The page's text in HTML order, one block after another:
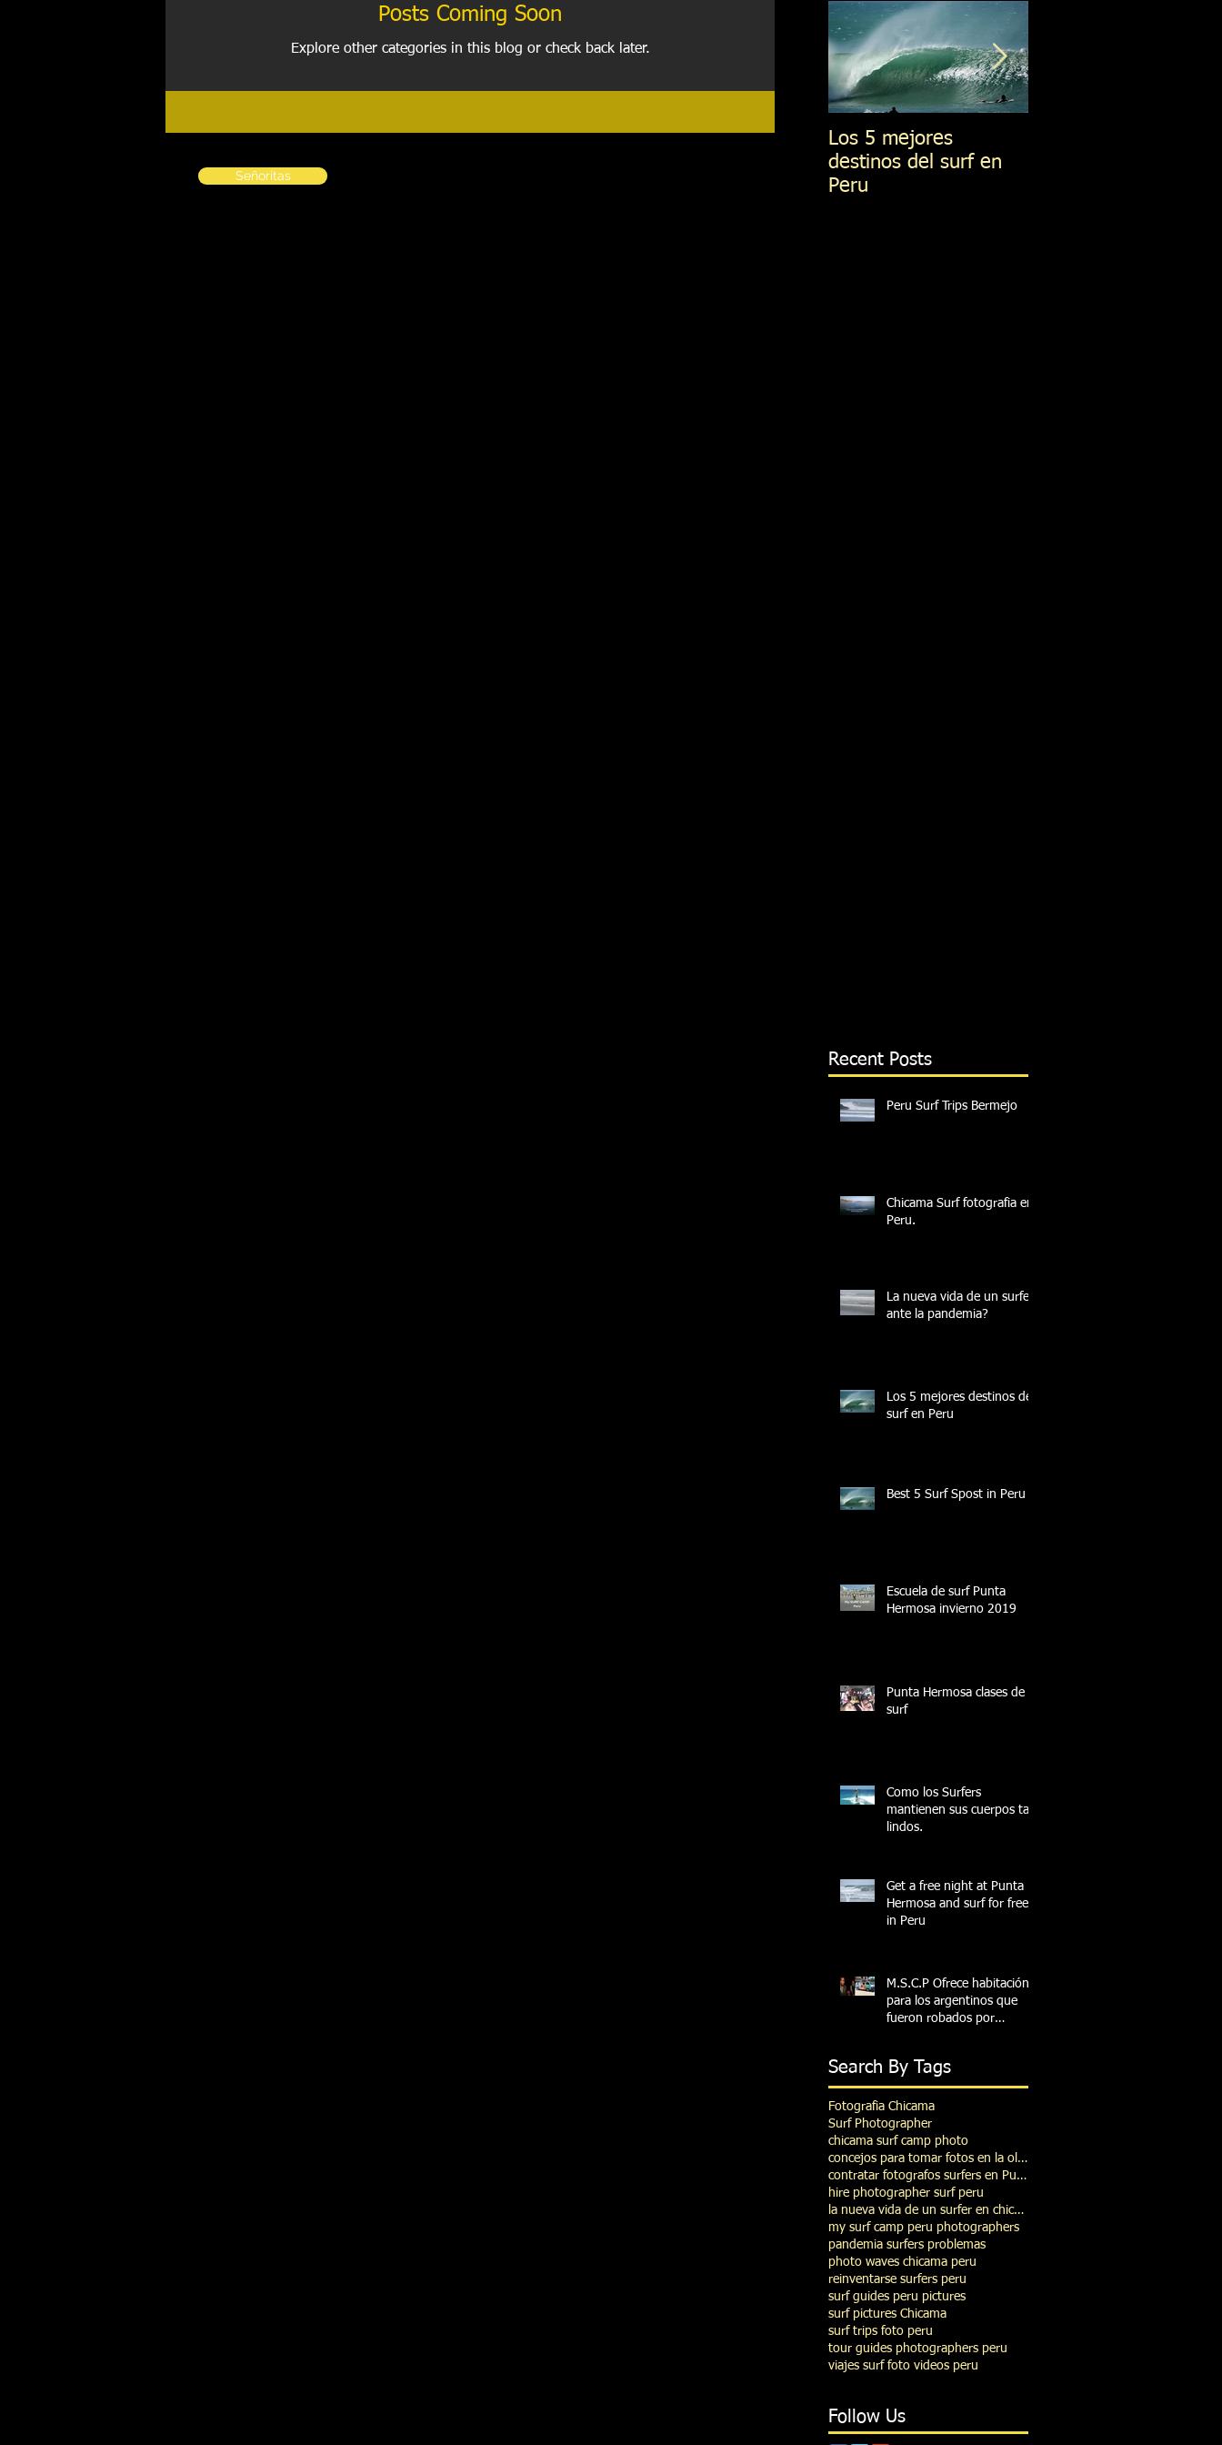
Señoritas
Posts Coming Soon
Explore other categories in this blog or check back later.
Los 5 mejores
destinos del surf en
Peru
Recent Posts
Peru Surf Trips Bermejo
Chicama Surf fotografia en
Peru.
La nueva vida de un surfer
ante la pandemia?
Los 5 mejores destinos del
surf en Peru
Best 5 Surf Spost in Peru
Escuela de surf Punta
Hermosa invierno 2019
Punta Hermosa clases de
surf
Como los Surfers
mantienen sus cuerpos tan
lindos.
Get a free night at Punta
Hermosa and surf for free
in Peru
M.S.C.P Ofrece habitación
para los argentinos que
fueron robados por
Search By Tags
Fotografia Chicama
Surf Photographer
chicama surf camp photo
concejos para tomar fotos en la ola de puerto Chicama Peru
contratar fotografos surfers en Puerto Chicama
hire photographer surf peru
la nueva vida de un surfer en chicama
my surf camp peru photographers
pandemia surfers problemas
photo waves chicama peru
reinventarse surfers peru
surf guides peru pictures
surf pictures Chicama
surf trips foto peru
tour guides photographers peru
viajes surf foto videos peru
Follow Us